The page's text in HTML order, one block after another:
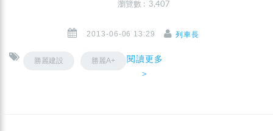
瀏覽數 : 3,407
2013-06-06 13:29 列車長
勝麗建設 勝麗A+
閱讀更多
＞